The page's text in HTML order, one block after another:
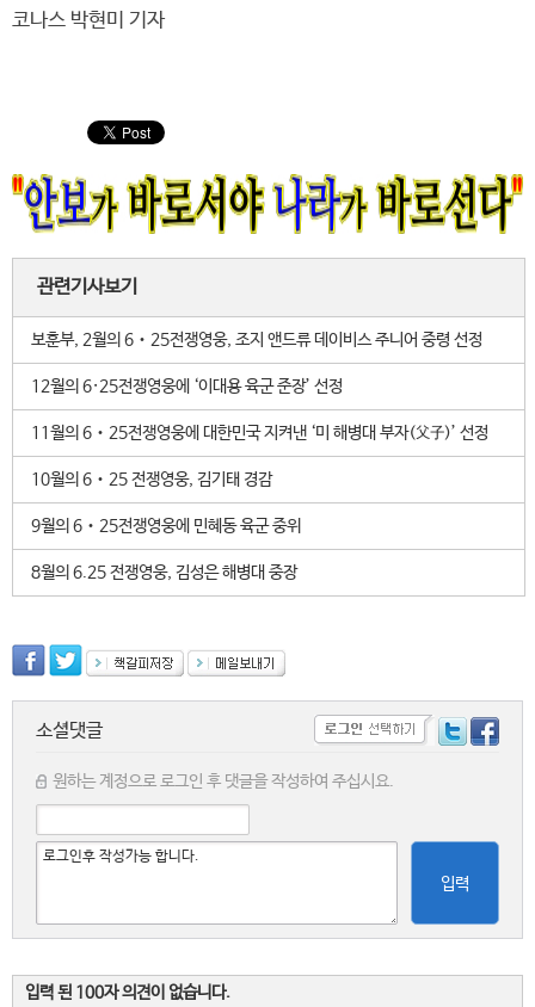
코나스 박현미 기자
관련기사보기
보훈부, 2월의 6‧25전쟁영웅, 조지 앤드류 데이비스 주니어 중령 선정
12월의 6·25전쟁영웅에 ‘이대용 육군 준장’ 선정
11월의 6‧25전쟁영웅에 대한민국 지켜낸 ‘미 해병대 부자(父子)’ 선정
10월의 6‧25 전쟁영웅, 김기태 경감
9월의 6‧25전쟁영웅에 민혜동 육군 중위
8월의 6.25 전쟁영웅, 김성은 해병대 중장
소셜댓글
원하는 계정으로 로그인 후 댓글을 작성하여 주십시요.
입력
입력 된 100자 의견이 없습니다.